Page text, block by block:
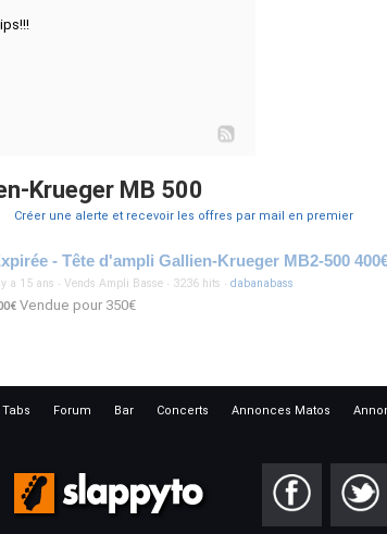
Krueger MB 500
Créer une alerte et recevoir les offres par mail en premier
- Tête d'ampli Gallien-Krueger MB2-500
a 15 ans · Vends Ampli Basse · 3236 hits · dabanabass
Vendue pour 350€
Tabs Forum Bar Concerts Annonces Matos